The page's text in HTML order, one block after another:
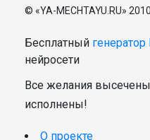
© «YA-MECHTAYU.RU»
Бесплатный
нейросети
Все желания высечены
исполнены!
О проекте